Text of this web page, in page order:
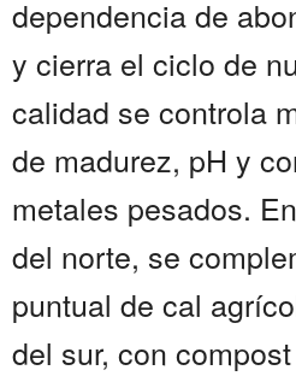
dependencia de
y cierra el ciclo de
calidad se controla
de madurez, pH y
metales pesados.
del norte, se
puntual de cal
del sur, con